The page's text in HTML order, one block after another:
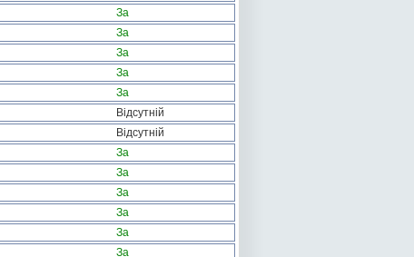
За
За
За
За
За
Відсутній
Відсутній
За
За
За
За
За
За